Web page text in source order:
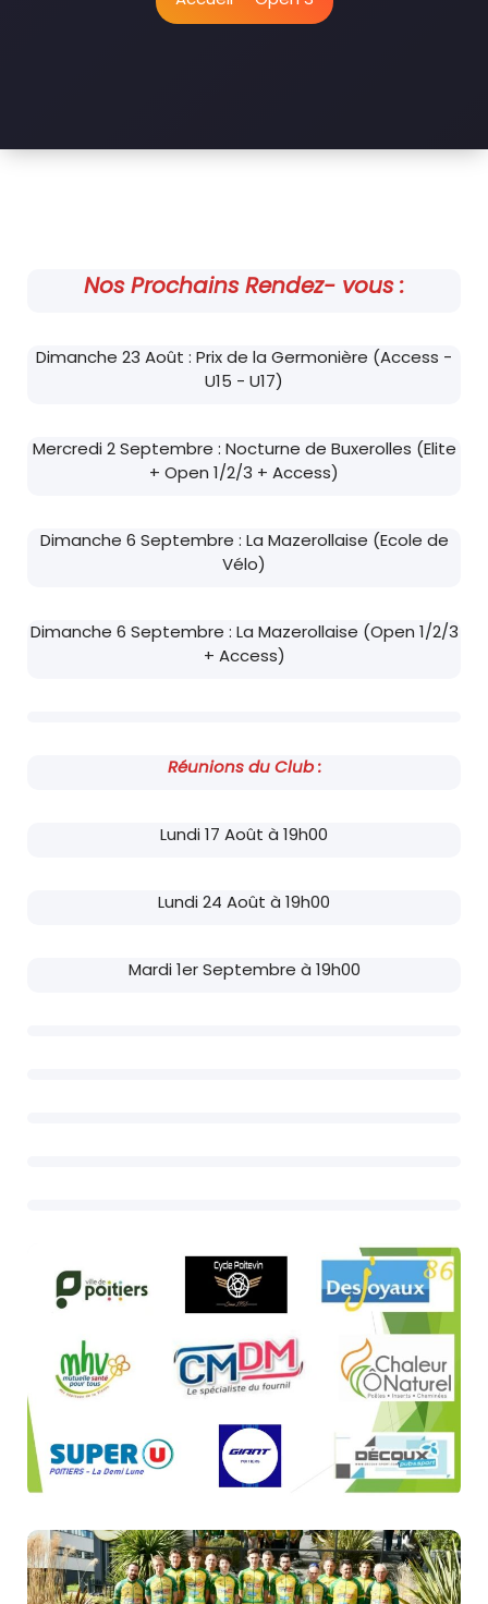
Nos Prochains Rendez- vous :
Dimanche 23 Août : Prix de la Germonière (Access -
U15 - U17)
Mercredi 2 Septembre : Nocturne de Buxerolles (Elite
+ Open 1/2/3 + Access)
Dimanche 6 Septembre : La Mazerollaise (Ecole de
Vélo)
Dimanche 6 Septembre : La Mazerollaise (Open 1/2/3
+ Access)
Réunions du Club :
Lundi 17 Août à 19h00
Lundi 24 Août à 19h00
Mardi 1er Septembre à 19h00